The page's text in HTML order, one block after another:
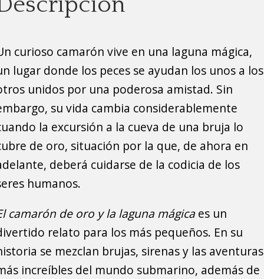
curioso camarón vive en una laguna mágica,
lugar donde los peces se ayudan los unos a los
unidos por una poderosa amistad. Sin
su vida cambia considerablemente
la excursión a la cueva de una bruja lo
de oro, situación por la que, de ahora en
deberá cuidarse de la codicia de los
humanos.
camarón de oro y la laguna mágica es un
relato para los más pequeños. En su
se mezclan brujas, sirenas y las aventuras
increíbles del mundo submarino, además de